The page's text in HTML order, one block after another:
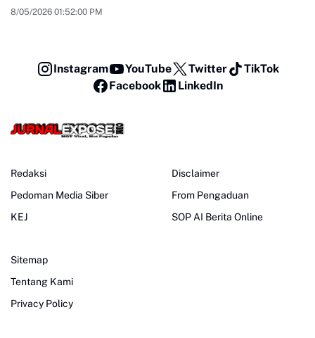
8/05/2026 01:52:00 PM
Instagram YouTube Twitter
TikTok
Facebook
LinkedIn
Redaksi
Pedoman Media Siber
KEJ
Disclaimer
From Pengaduan
SOP AI Berita Online
Sitemap
Tentang Kami
Privacy Policy